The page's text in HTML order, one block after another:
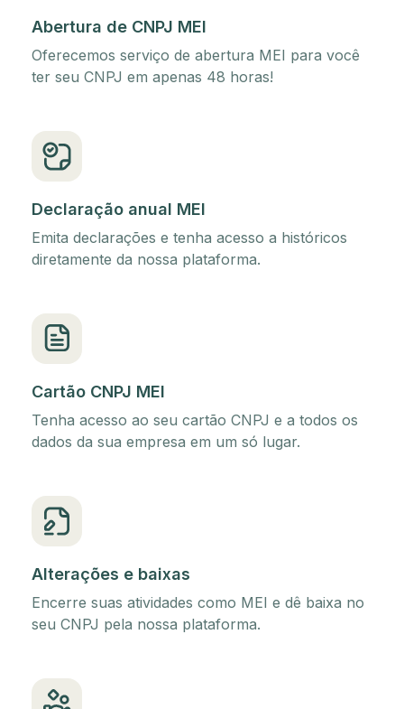
Abertura de CNPJ MEI
Oferecemos serviço de abertura MEI para você
ter seu CNPJ em apenas 48 horas!
Declaração anual MEI
Emita declarações e tenha acesso a históricos
diretamente da nossa plataforma.
Cartão CNPJ MEI
Tenha acesso ao seu cartão CNPJ e a todos os
dados da sua empresa em um só lugar.
Alterações e baixas
Encerre suas atividades como MEI e dê baixa no
seu CNPJ pela nossa plataforma.